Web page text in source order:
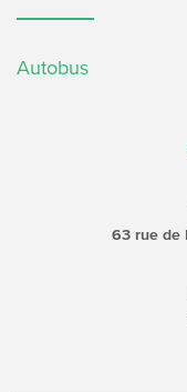
Autobus
63 rue de